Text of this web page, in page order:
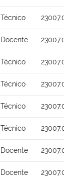
Técnico
Docente
Técnico
Técnico
Técnico
Técnico
Docente
Docente